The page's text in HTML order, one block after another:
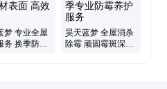
别墅保洁
梦 专业全屋
务 换季防霉
昊天蓝梦 全屋消杀
除霉 顽固霉斑深度